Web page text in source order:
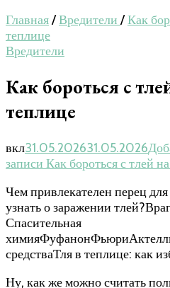
Главная/Вредители /Как
теплице
Вредители
Как бороться с
теплице
вкл31.05.202631.05.2026
записи Как бороться с тлей
Чем привлекателен перец
узнать о заражении
Спасительная
средстваТля в теплице: как
Ну, как же можно считать